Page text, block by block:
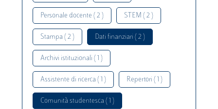
Personale docente ( 2 ) STEM ( 2 )
Stampa ( 2 ) Dati finanziari ( 2 )
Archivi istituzionali ( 1 )
Assistente di ricerca ( 1 ) Repertori ( 1 )
Comunità studentesca ( 1 )